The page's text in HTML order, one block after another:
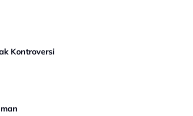
Kontroversi